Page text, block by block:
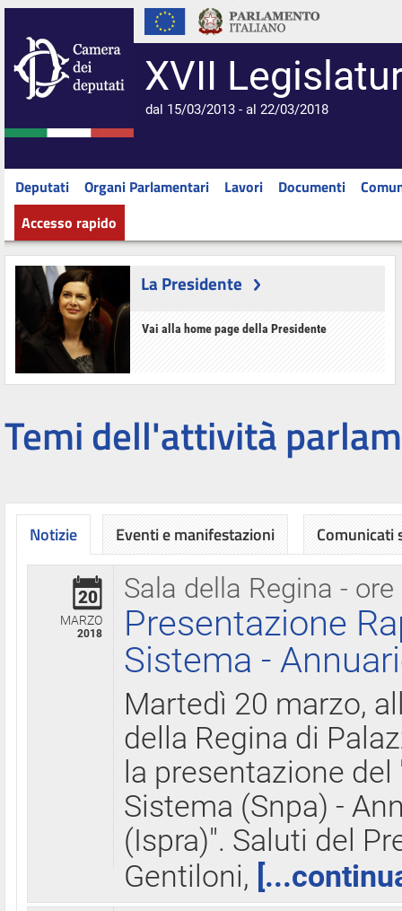
XVII
dal 15/03/2013 - al 22/03/2018
Deputati Organi Parlamentari Lavori Documenti
Accesso rapido
La Presidente
Vai alla home page della Presidente
Temi dell'attività
Notizie
Sala della Regina - ore
20
MARZO
2018
Presentazione
Sistema -
Martedì 20 marzo,
della Regina di
la presentazione
Sistema (Snpa) -
(Ispra)". Saluti del
Gentiloni,
Eventi e manifestazioni Comunicati